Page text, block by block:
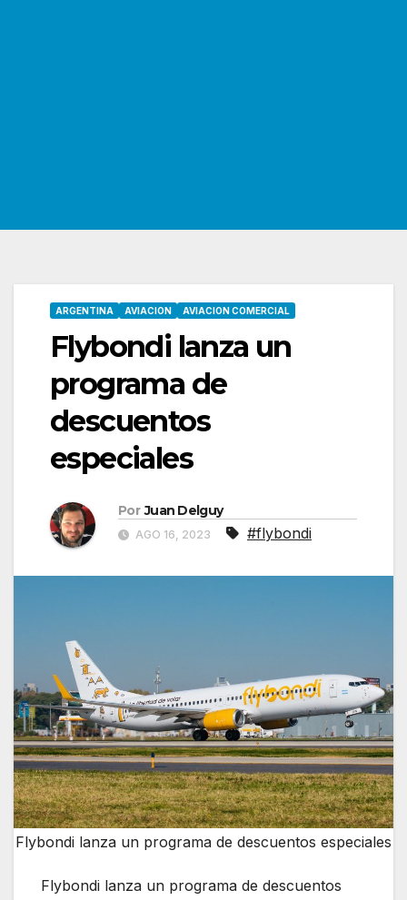
ARGENTINA AVIACION AVIACION COMERCIAL
Flybondi lanza un
programa de
descuentos
especiales
Por Juan Delguy
AGO 16, 2023 #flybondi
Flybondi lanza un programa de descuentos especiales
Flybondi lanza un programa de descuentos